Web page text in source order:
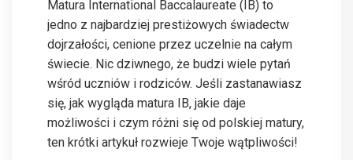
Matura International Baccalaureate (IB) to
jedno z najbardziej prestiżowych świadectw
dojrzałości, cenione przez uczelnie na całym
świecie. Nic dziwnego, że budzi wiele pytań
wśród uczniów i rodziców. Jeśli zastanawiasz
się, jak wygląda matura IB, jakie daje
możliwości i czym różni się od polskiej matury,
ten krótki artykuł rozwieje Twoje wątpliwości!